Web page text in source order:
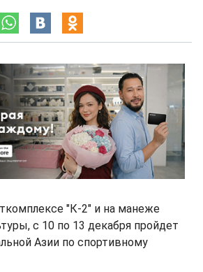
"К-2" и на манеже
с 10 по 13 декабря пройдет
Азии по спортивному